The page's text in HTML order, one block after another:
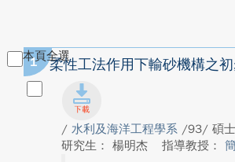
本頁全選
1 柔性工法作用下輸砂機構之
/ 水利及海洋工程學系 /93/ 碩士
研究生： 楊明杰
指導教授：